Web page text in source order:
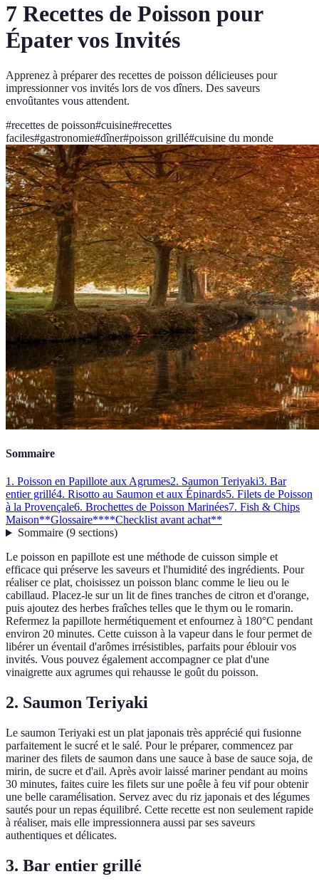
7 Recettes de Poisson pour
Épater vos Invités
Apprenez à préparer des recettes de poisson délicieuses pour
impressionner vos invités lors de vos dîners. Des saveurs
envoûtantes vous attendent.
#recettes de poisson#cuisine#recettes
faciles#gastronomie#dîner#poisson grillé#cuisine du monde
Sommaire
1. Poisson en Papillote aux Agrumes2. Saumon Teriyaki3. Bar
entier grillé4. Risotto au Saumon et aux Épinards5. Filets de Poisson
à la Provençale6. Brochettes de Poisson Marinées7. Fish & Chips
Maison**Glossaire****Checklist avant achat**
Sommaire(9 sections)
Le poisson en papillote est une méthode de cuisson simple et
efficace qui préserve les saveurs et l'humidité des ingrédients. Pour
réaliser ce plat, choisissez un poisson blanc comme le lieu ou le
cabillaud. Placez-le sur un lit de fines tranches de citron et d'orange,
puis ajoutez des herbes fraîches telles que le thym ou le romarin.
Refermez la papillote hermétiquement et enfournez à 180°C pendant
environ 20 minutes. Cette cuisson à la vapeur dans le four permet de
libérer un éventail d'arômes irrésistibles, parfaits pour éblouir vos
invités. Vous pouvez également accompagner ce plat d'une
vinaigrette aux agrumes qui rehausse le goût du poisson.
2. Saumon Teriyaki
Le saumon Teriyaki est un plat japonais très apprécié qui fusionne
parfaitement le sucré et le salé. Pour le préparer, commencez par
mariner des filets de saumon dans une sauce à base de sauce soja, de
mirin, de sucre et d'ail. Après avoir laissé mariner pendant au moins
30 minutes, faites cuire les filets sur une poêle à feu vif pour obtenir
une belle caramélisation. Servez avec du riz japonais et des légumes
sautés pour un repas équilibré. Cette recette est non seulement rapide
à réaliser, mais elle impressionnera aussi par ses saveurs
authentiques et délicates.
3. Bar entier grillé